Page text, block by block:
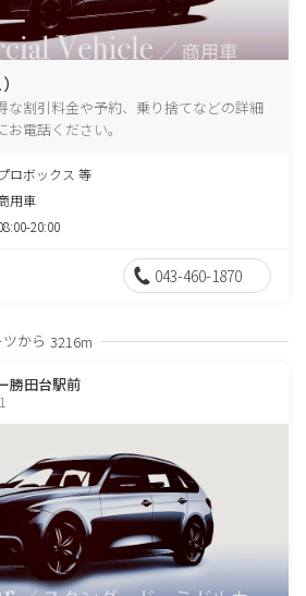
な割引料金や予約、乗り捨てなどの詳細
電話ください。
ロボックス 等
用車
20:00
043-460-1870
から 3216m
勝田台駅前